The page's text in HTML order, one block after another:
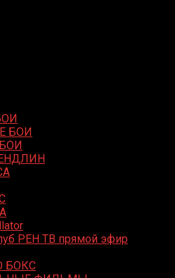
БОИ
РЕН ТВ прямой эфир
БОКС